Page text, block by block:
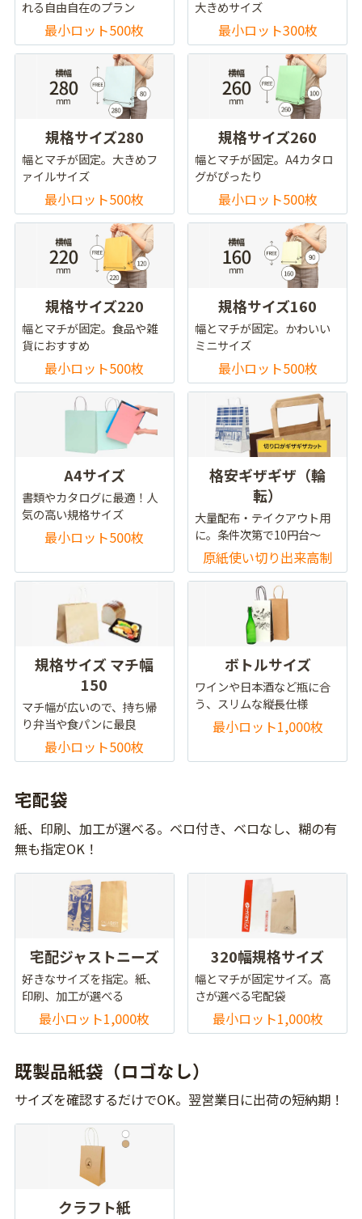
れる自由自在のプラン
最小ロット500枚
大きめサイズ
最小ロット300枚
規格サイズ280
幅とマチが固定。大きめフ
ァイルサイズ
最小ロット500枚
規格サイズ260
幅とマチが固定。A4カタロ
グがぴったり
最小ロット500枚
規格サイズ220
幅とマチが固定。食品や雑
貨におすすめ
最小ロット500枚
規格サイズ160
幅とマチが固定。かわいい
ミニサイズ
最小ロット500枚
A4サイズ
書類やカタログに最適！人
気の高い規格サイズ
最小ロット500枚
格安ギザギザ（輪
転）
大量配布・テイクアウト用
に。条件次第で10円台～
原紙使い切り出来高制
規格サイズ マチ幅
150
マチ幅が広いので、持ち帰
り弁当や食パンに最良
最小ロット500枚
ボトルサイズ
ワインや日本酒など瓶に合
う、スリムな縦長仕様
最小ロット1,000枚
宅配袋
紙、印刷、加工が選べる。ベロ付き、ベロなし、糊の有
無も指定OK！
宅配ジャストニーズ
好きなサイズを指定。紙、
印刷、加工が選べる
最小ロット1,000枚
320幅規格サイズ
幅とマチが固定サイズ。高
さが選べる宅配袋
最小ロット1,000枚
既製品紙袋（ロゴなし）
サイズを確認するだけでOK。翌営業日に出荷の短納期！
クラフト紙